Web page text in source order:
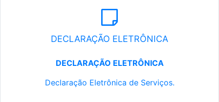
DECLARAÇÃO ELETRÔNICA
DECLARAÇÃO ELETRÔNICA
Declaração Eletrônica de Serviços.